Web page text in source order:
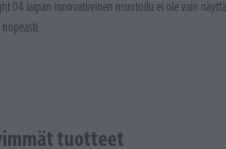
04 laipan innovatiivinen muotoilu ei ole vain
tuotteet